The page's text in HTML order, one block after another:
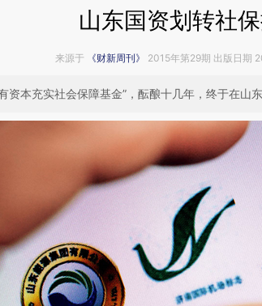
山东国资划转社
来源于 《财新周刊》 2015年第29期 出版日期
资本充实社会保障基金”，酝酿十几年，终于在山